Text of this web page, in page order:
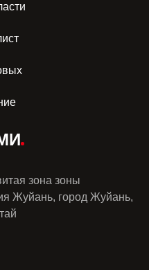
зона зоны
Жуйань, город Жуйань,